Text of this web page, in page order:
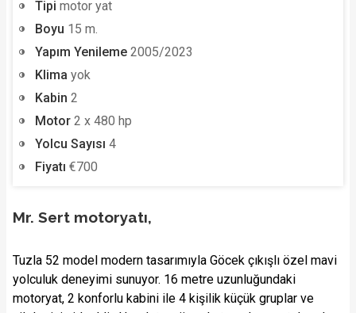
Tipi motor yat
Boyu 15 m.
Yapım Yenileme 2005/2023
Klima yok
Kabin 2
Motor 2 x 480 hp
Yolcu Sayısı 4
Fiyatı €700
Mr. Sert motoryatı,
Tuzla 52 model modern tasarımıyla Göcek çıkışlı özel mavi
yolculuk deneyimi sunuyor. 16 metre uzunluğundaki
motoryat, 2 konforlu kabini ile 4 kişilik küçük gruplar ve